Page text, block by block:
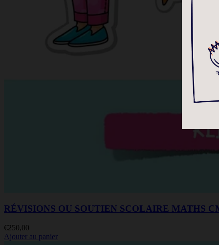
RÉVISIONS OU SOUTIEN SCOLAIRE MATHS
€250,00
Ajouter au panier